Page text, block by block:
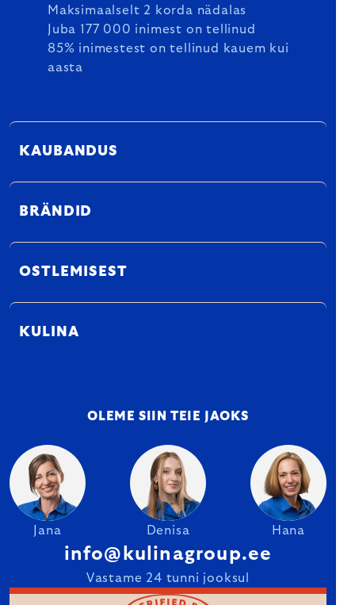
Maksimaalselt 2 korda nädalas
Juba 177 000 inimest on tellinud
85% inimestest on tellinud kauem kui
aasta
KAUBANDUS
BRÄNDID
OSTLEMISEST
KULINA
OLEME SIIN TEIE JAOKS
Jana Denisa Hana
info@kulinagroup.ee
Vastame 24 tunni jooksul